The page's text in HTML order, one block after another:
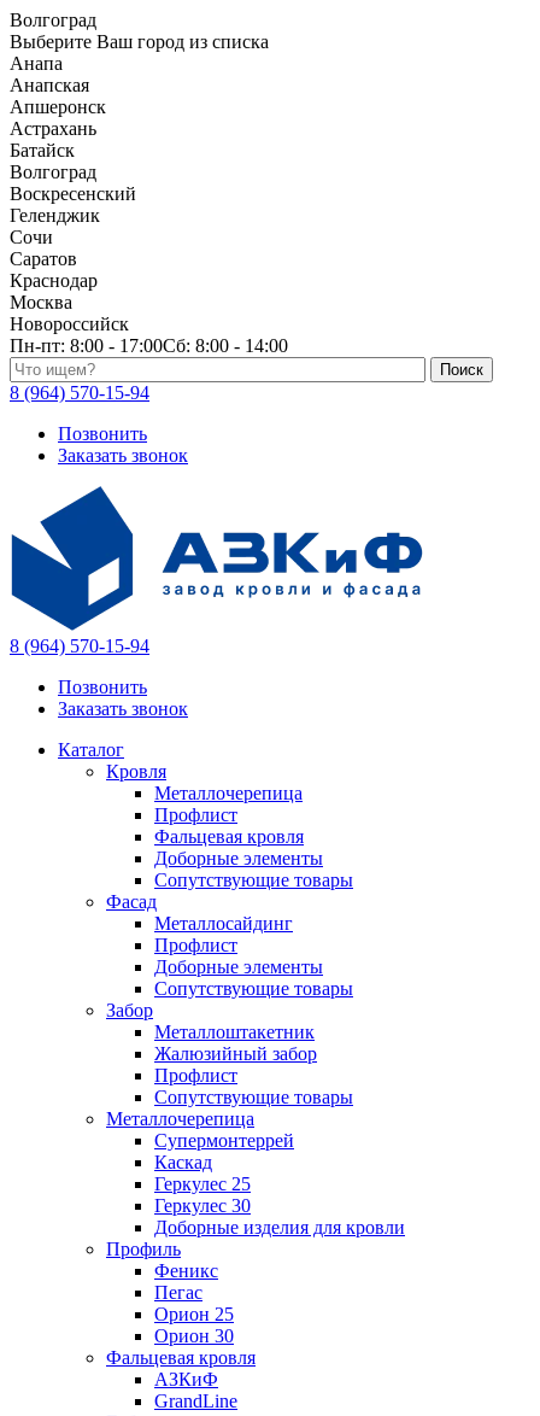
Волгоград
Выберите Ваш город из списка
Анапа
Анапская
Апшеронск
Астрахань
Батайск
Волгоград
Воскресенский
Геленджик
Сочи
Саратов
Краснодар
Москва
Новороссийск
Пн-пт: 8:00 - 17:00Сб: 8:00 - 14:00
Поиск по каталогу
8 (964) 570-15-94
Позвонить
Заказать звонок
8 (964) 570-15-94
Позвонить
Заказать звонок
Каталог
Кровля
Металлочерепица
Профлист
Фальцевая кровля
Доборные элементы
Сопутствующие товары
Фасад
Металлосайдинг
Профлист
Доборные элементы
Сопутствующие товары
Забор
Металлоштакетник
Жалюзийный забор
Профлист
Сопутствующие товары
Металлочерепица
Супермонтеррей
Каскад
Геркулес 25
Геркулес 30
Доборные изделия для кровли
Профиль
Феникс
Пегас
Орион 25
Орион 30
Фальцевая кровля
АЗКиФ
GrandLine